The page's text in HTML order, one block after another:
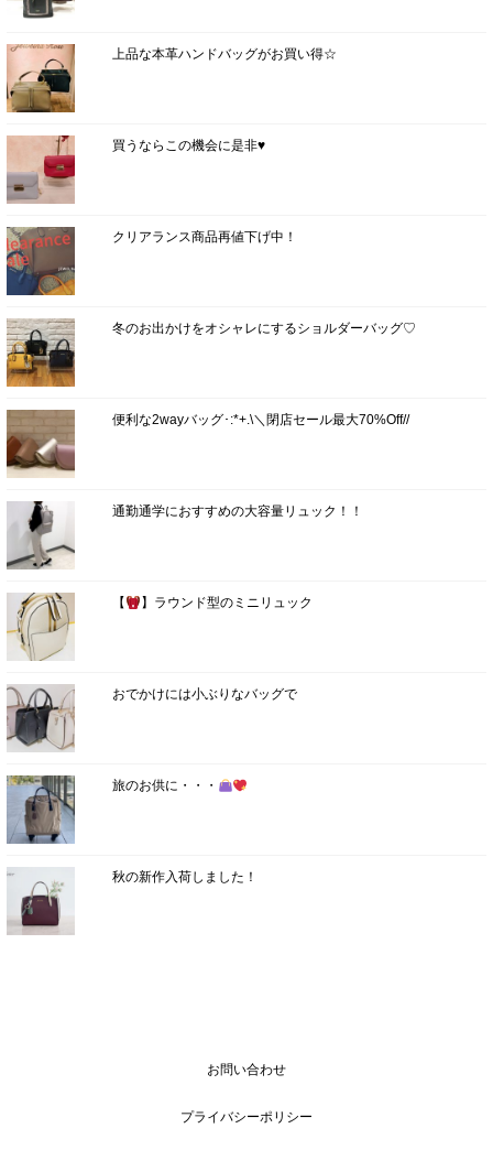
上品な本革ハンドバッグがお買い得☆
買うならこの機会に是非♥
クリアランス商品再値下げ中！
冬のお出かけをオシャレにするショルダーバッグ♡
便利な2wayバッグ･:*+.\＼閉店セール最大70%Off//
通勤通学におすすめの大容量リュック！！
【 】ラウンド型のミニリュック
おでかけには小ぶりなバッグで
旅のお供に・・・
秋の新作入荷しました！
お問い合わせ
プライバシーポリシー